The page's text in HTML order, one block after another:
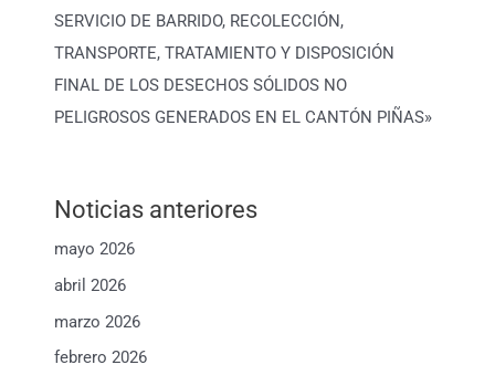
SERVICIO DE BARRIDO, RECOLECCIÓN,
TRANSPORTE, TRATAMIENTO Y DISPOSICIÓN
FINAL DE LOS DESECHOS SÓLIDOS NO
PELIGROSOS GENERADOS EN EL CANTÓN PIÑAS»
Noticias anteriores
mayo 2026
abril 2026
marzo 2026
febrero 2026